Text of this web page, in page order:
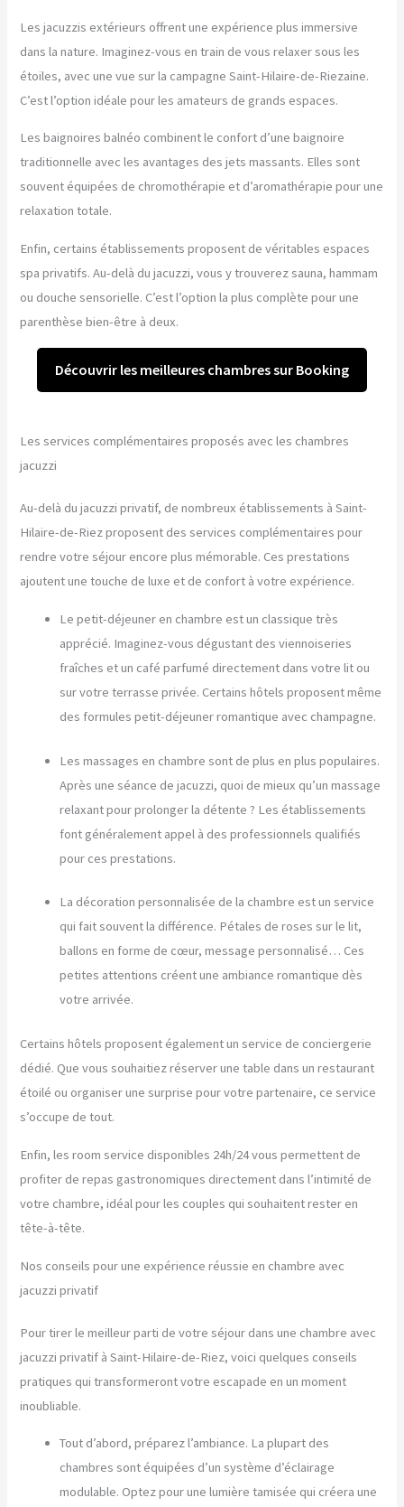
Les jacuzzis extérieurs offrent une expérience plus immersive
dans la nature. Imaginez-vous en train de vous relaxer sous les
étoiles, avec une vue sur la campagne Saint-Hilaire-de-Riezaine.
C’est l’option idéale pour les amateurs de grands espaces.
Les baignoires balnéo combinent le confort d’une baignoire
traditionnelle avec les avantages des jets massants. Elles sont
souvent équipées de chromothérapie et d’aromathérapie pour une
relaxation totale.
Enfin, certains établissements proposent de véritables espaces
spa privatifs. Au-delà du jacuzzi, vous y trouverez sauna, hammam
ou douche sensorielle. C’est l’option la plus complète pour une
parenthèse bien-être à deux.
Découvrir les meilleures chambres sur Booking
Les services complémentaires proposés avec les chambres
jacuzzi
Au-delà du jacuzzi privatif, de nombreux établissements à Saint-
Hilaire-de-Riez proposent des services complémentaires pour
rendre votre séjour encore plus mémorable. Ces prestations
ajoutent une touche de luxe et de confort à votre expérience.
Le petit-déjeuner en chambre est un classique très
apprécié. Imaginez-vous dégustant des viennoiseries
fraîches et un café parfumé directement dans votre lit ou
sur votre terrasse privée. Certains hôtels proposent même
des formules petit-déjeuner romantique avec champagne.
Les massages en chambre sont de plus en plus populaires.
Après une séance de jacuzzi, quoi de mieux qu’un massage
relaxant pour prolonger la détente ? Les établissements
font généralement appel à des professionnels qualifiés
pour ces prestations.
La décoration personnalisée de la chambre est un service
qui fait souvent la différence. Pétales de roses sur le lit,
ballons en forme de cœur, message personnalisé… Ces
petites attentions créent une ambiance romantique dès
votre arrivée.
Certains hôtels proposent également un service de conciergerie
dédié. Que vous souhaitiez réserver une table dans un restaurant
étoilé ou organiser une surprise pour votre partenaire, ce service
s’occupe de tout.
Enfin, les room service disponibles 24h/24 vous permettent de
profiter de repas gastronomiques directement dans l’intimité de
votre chambre, idéal pour les couples qui souhaitent rester en
tête-à-tête.
Nos conseils pour une expérience réussie en chambre avec
jacuzzi privatif
Pour tirer le meilleur parti de votre séjour dans une chambre avec
jacuzzi privatif à Saint-Hilaire-de-Riez, voici quelques conseils
pratiques qui transformeront votre escapade en un moment
inoubliable.
Tout d’abord, préparez l’ambiance. La plupart des
chambres sont équipées d’un système d’éclairage
modulable. Optez pour une lumière tamisée qui créera une